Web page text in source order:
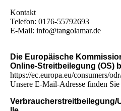
Kontakt
Telefon: 0176-55792693
E-Mail: info@tangolamar.de
Die Europäische
Online-Streitbeilegung (OS)
https://ec.europa.eu/consumers/
Unsere E-Mail-Adresse finden